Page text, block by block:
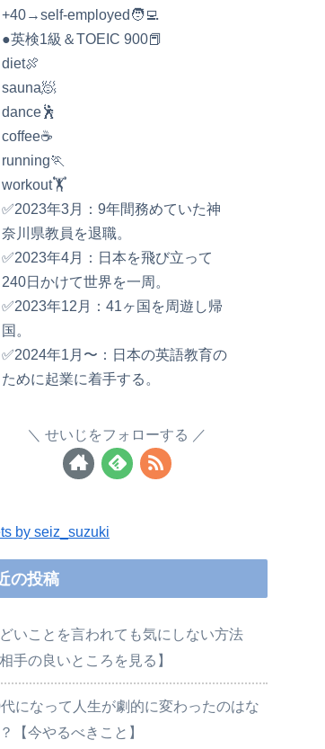
+40→self-employed🧑‍💻
●英検1級＆TOEIC 900📕
diet🍖
sauna🧖
dance🕺
coffee☕️
running🏃
workout🏋️
✅2023年3月：9年間務めていた神
奈川県教員を退職。
✅2023年4月：日本を飛び立って
240日かけて世界を一周。
✅2023年12月：41ヶ国を周遊し帰
国。
✅2024年1月〜：日本の英語教育の
ために起業に着手する。
せいじをフォローする
by seiz_suzuki
の投稿
いことを言われても気にしない方法
相手の良いところを見る】
になって人生が劇的に変わったのはな
【今やるべきこと】